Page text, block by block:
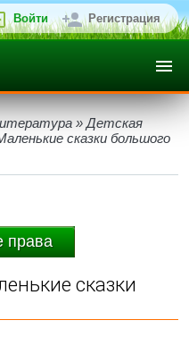
Войти Регистрация
» Детская
сказки большого
права
сказки